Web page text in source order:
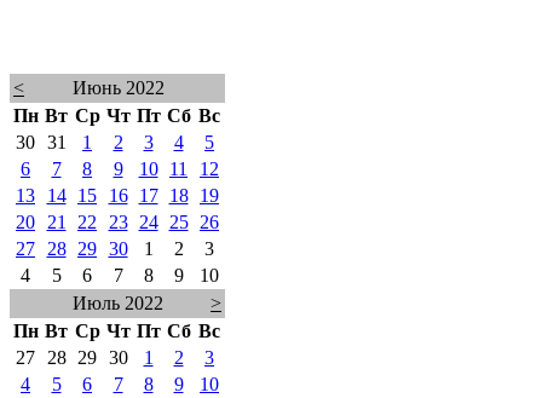
<
Июнь 2022
Пн Вт Ср Чт Пт Сб Вс
30 31 1 2 3 4
5
6
7 8 9 10 11
12
13
14 15 16 17 18
19
20
21 22 23 24 25
26
27
28 29 30 1 2
3
4
5 6 7 8 9
10
Июль 2022
>
Пн Вт Ср Чт Пт Сб Вс
27
28 29 30 1 2
3
4
5 6 7 8 9
10